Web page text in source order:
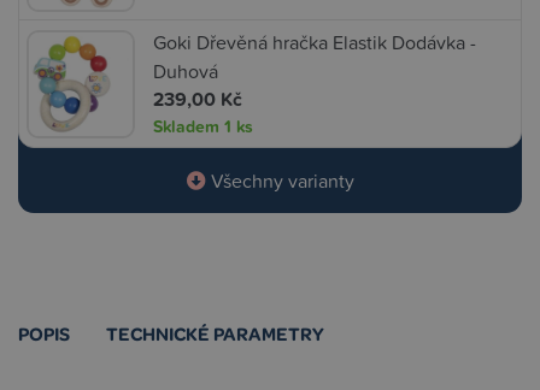
Goki Dřevěná hračka Elastik Dodávka -
Duhová
239,00 Kč
Skladem 1 ks
Všechny varianty
POPIS TECHNICKÉ PARAMETRY